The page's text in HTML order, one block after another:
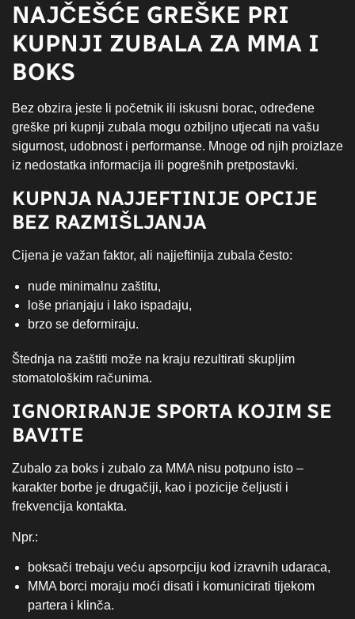
NAJČEŠĆE GREŠKE PRI
KUPNJI ZUBALA ZA MMA I
BOKS
Bez obzira jeste li početnik ili iskusni borac, određene
greške pri kupnji zubala mogu ozbiljno utjecati na vašu
sigurnost, udobnost i performanse. Mnoge od njih proizlaze
iz nedostatka informacija ili pogrešnih pretpostavki.
KUPNJA NAJJEFTINIJE OPCIJE
BEZ RAZMIŠLJANJA
Cijena je važan faktor, ali najjeftinija zubala često:
nude minimalnu zaštitu,
loše prianjaju i lako ispadaju,
brzo se deformiraju.
Štednja na zaštiti može na kraju rezultirati skupljim
stomatološkim računima.
IGNORIRANJE SPORTA KOJIM SE
BAVITE
Zubalo za boks i zubalo za MMA nisu potpuno isto –
karakter borbe je drugačiji, kao i pozicije čeljusti i
frekvencija kontakta.
Npr.:
boksači trebaju veću apsorpciju kod izravnih udaraca,
MMA borci moraju moći disati i komunicirati tijekom
partera i klinča.